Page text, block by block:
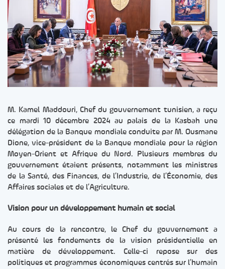
M. Kamel Maddouri, Chef du gouvernement tunisien, a reçu
ce mardi 10 décembre 2024 au palais de la Kasbah une
délégation de la Banque mondiale conduite par M. Ousmane
Dione, vice-président de la Banque mondiale pour la région
Moyen-Orient et Afrique du Nord. Plusieurs membres du
gouvernement étaient présents, notamment les ministres
de la Santé, des Finances, de l’Industrie, de l’Économie, des
Affaires sociales et de l’Agriculture.
Vision pour un développement humain et social
Au cours de la rencontre, le Chef du gouvernement a
présenté les fondements de la vision présidentielle en
matière de développement. Celle-ci repose sur des
politiques et programmes économiques centrés sur l’humain